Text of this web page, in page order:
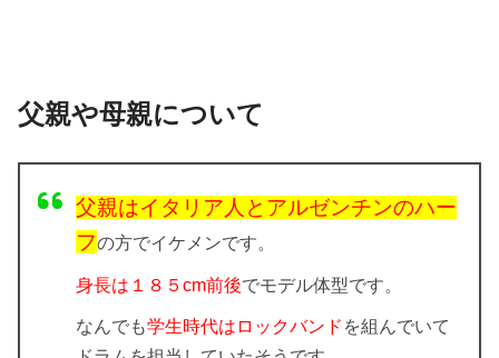
父親や母親について
父親はイタリア人とアルゼンチンのハー
フの方でイケメンです。
身長は１８５cm前後でモデル体型です。
なんでも学生時代はロックバンド を組んでいて